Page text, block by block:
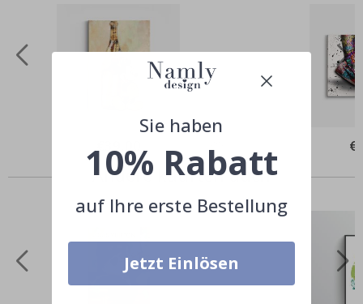
Price
Andere kauften auch
Sie haben
10% Rabatt
auf Ihre erste Bestellung
Jetzt Einlösen